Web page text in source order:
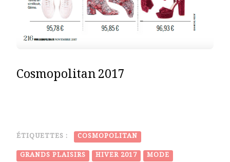
Cosmopolitan 2017
ÉTIQUETTES :
COSMOPOLITAN
GRANDS PLAISIRS
HIVER 2017
MODE